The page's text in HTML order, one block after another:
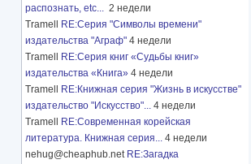
распознать, etc... 2 недели
Tramell
RE:Серия "Символы времени"
издательства "Аграф" 4 недели
Tramell
RE:Серия книг «Судьбы книг»
издательства «Книга» 4 недели
Tramell
RE:Книжная серия "Жизнь в искусстве"
издательство "Искусство"... 4 недели
Tramell
RE:Современная корейская
литература. Книжная серия... 4 недели
nehug@cheaphub.net RE:Загадка